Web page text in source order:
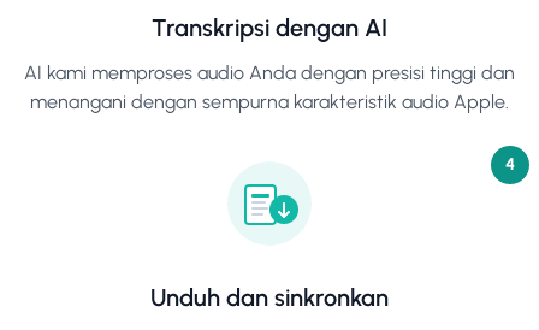
Transkripsi dengan AI
AI kami memproses audio Anda dengan presisi tinggi dan
menangani dengan sempurna karakteristik audio Apple.
4
Unduh dan sinkronkan